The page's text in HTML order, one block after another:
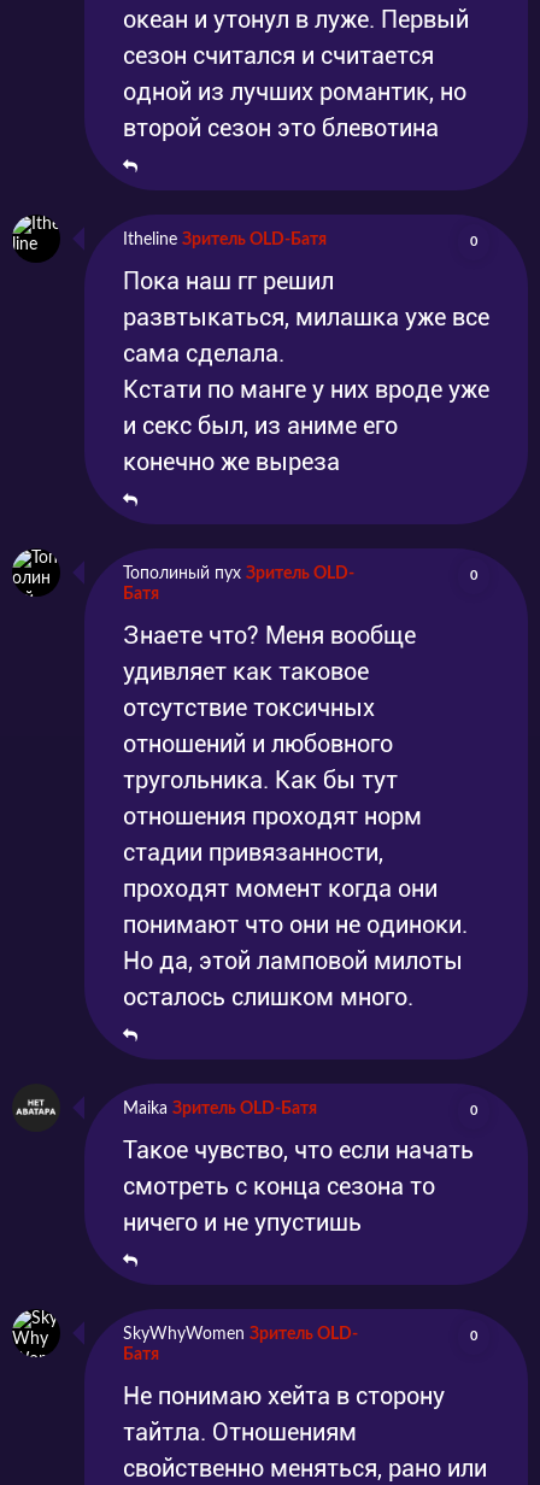
океан и утонул в луже. Первый
сезон считался и считается
одной из лучших романтик, но
второй сезон это блевотина
Itheline Зритель OLD-Батя 0
Пока наш гг решил
развтыкаться, милашка уже все
сама сделала.
Кстати по манге у них вроде уже
и секс был, из аниме его
конечно же выреза
Тополиный пух Зритель OLD-
Батя
0
Знаете что? Меня вообще
удивляет как таковое
отсутствие токсичных
отношений и любовного
тругольника. Как бы тут
отношения проходят норм
стадии привязанности,
проходят момент когда они
понимают что они не одиноки.
Но да, этой ламповой милоты
осталось слишком много.
Maika Зритель OLD-Батя 0
Такое чувство, что если начать
смотреть с конца сезона то
ничего и не упустишь
SkyWhyWomen Зритель OLD-
Батя
0
Не понимаю хейта в сторону
тайтла. Отношениям
свойственно меняться, рано или